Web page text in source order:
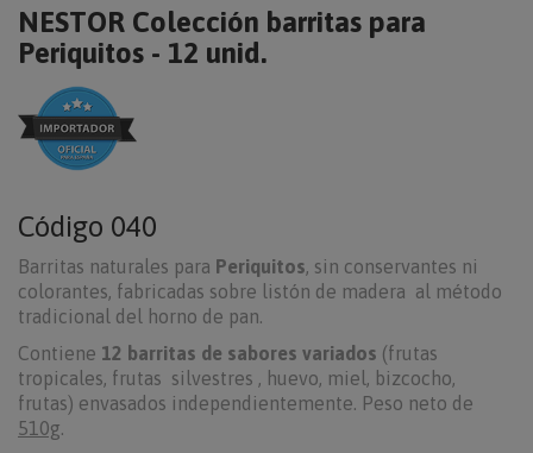
NESTOR Colección barritas para
Periquitos - 12 unid.
Código 040
Barritas naturales para Periquitos, sin conservantes ni
colorantes, fabricadas sobre listón de madera al método
tradicional del horno de pan.
Contiene 12 barritas de sabores variados (frutas
tropicales, frutas silvestres , huevo, miel, bizcocho,
frutas) envasados independientemente. Peso neto de
510g.